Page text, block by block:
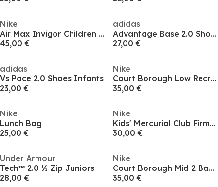
Nike
Air Max Invigor Children Shoes
45,00 €
adidas
Advantage Base 2.0 Shoes Boys
27,00 €
adidas
Vs Pace 2.0 Shoes Infants
23,00 €
Nike
Court Borough Low Recraft Shoes Childrens.
35,00 €
Nike
Lunch Bag
25,00 €
Nike
Kids' Mercurial Club Firm Ground Football Boots
30,00 €
Under Armour
Tech™ 2.0 ½ Zip Juniors
28,00 €
Nike
Court Borough Mid 2 Baby/Toddler Shoe
35,00 €